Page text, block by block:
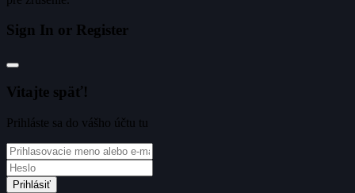
Sign In or Register
Vitajte späť!
Prihláste sa do vášho účtu tu
Prihlásiť